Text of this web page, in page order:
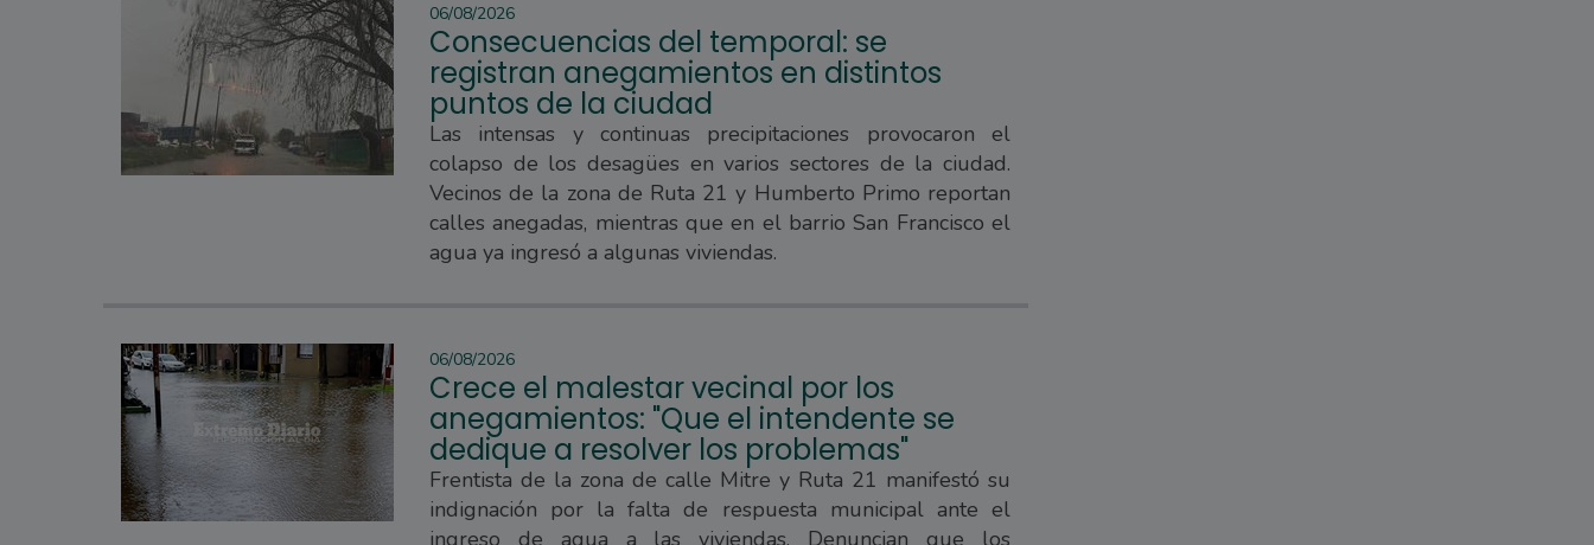
06/08/2026
Consecuencias del temporal: se
registran anegamientos en distintos
puntos de la ciudad
Las intensas y continuas precipitaciones provocaron el
colapso de los desagües en varios sectores de la ciudad.
Vecinos de la zona de Ruta 21 y Humberto Primo reportan
calles anegadas, mientras que en el barrio San Francisco el
agua ya ingresó a algunas viviendas.
06/08/2026
Crece el malestar vecinal por los
anegamientos: "Que el intendente se
dedique a resolver los problemas"
Frentista de la zona de calle Mitre y Ruta 21 manifestó su
indignación por la falta de respuesta municipal ante el
ingreso de agua a las viviendas. Denuncian que los